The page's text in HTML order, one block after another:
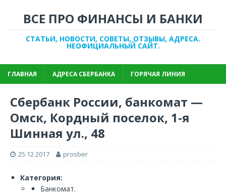
ВСЕ ПРО ФИНАНСЫ И БАНКИ
СТАТЬИ, НОВОСТИ, СОВЕТЫ, ОТЗЫВЫ, АДРЕСА.
НЕОФИЦИАЛЬНЫЙ САЙТ.
ГЛАВНАЯ АДРЕСА СБЕРБАНКА ГОРЯЧАЯ ЛИНИЯ
Сбербанк России, банкомат —
Омск, Кордный поселок, 1-я
Шинная ул., 48
25.12.2017 prosber
Категория:
Банкомат.